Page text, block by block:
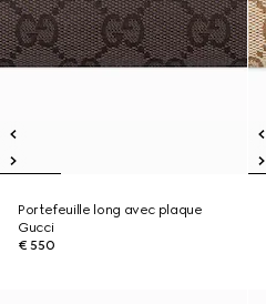
Portefeuille long avec plaque
Gucci
€ 550